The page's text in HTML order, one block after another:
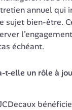
annuel qui
sujet bien-être.
échéant.
t-elle un rôle à